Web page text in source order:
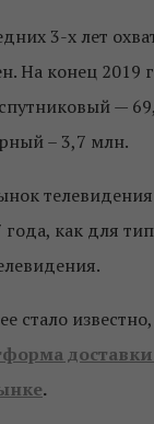
3-х лет
На конец 2019
—
– 3,7 млн.
года, как для
стало
.